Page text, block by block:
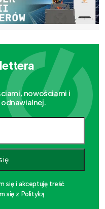
nowościami i
się i akceptuję treść
się z Polityką